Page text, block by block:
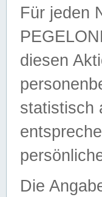
Für jeden
diesen
statistisch
Die